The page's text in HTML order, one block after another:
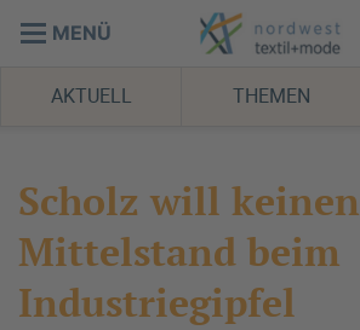
MENÜ
AKTUELL THEMEN
Scholz will keinen
Mittelstand beim
Industriegipfel